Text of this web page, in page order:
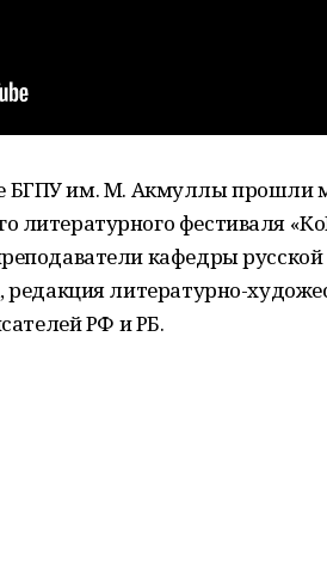
БГПУ им. М. Акмуллы прошли
фестиваля
кафедры
литературно-
РФ и РБ.